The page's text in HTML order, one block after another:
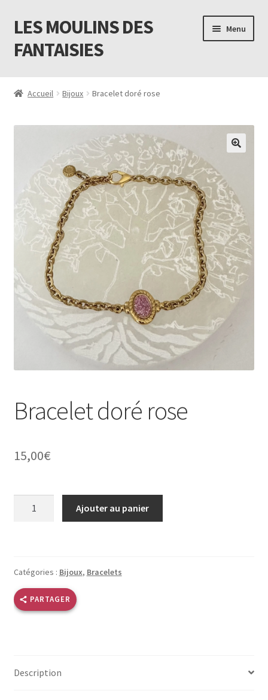
Aller
à
la
Aller
au
contenu
LES MOULINS DES
FANTAISIES
Menu
Livraison
Mon compte
Newsletter
Validation de la commande
Conditions d’utilisation
Accueil Bijoux Bracelet doré rose
Bracelet doré rose
15,00€
Ajouter au panier
Catégories : Bijoux, Bracelets
PARTAGER
Description